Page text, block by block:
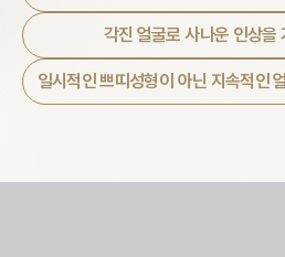
각진 얼굴로 사나운 인상을
일시적인 쁘띠성형이 아닌 지속적인